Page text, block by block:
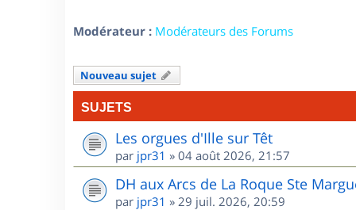
Modérateur : Modérateurs des Forums
Nouveau sujet
SUJETS
Les orgues d'Ille sur Têt
par jpr31 » 04 août 2026, 21:57
DH aux Arcs de La Roque Ste
par jpr31 » 29 juil. 2026, 20:59